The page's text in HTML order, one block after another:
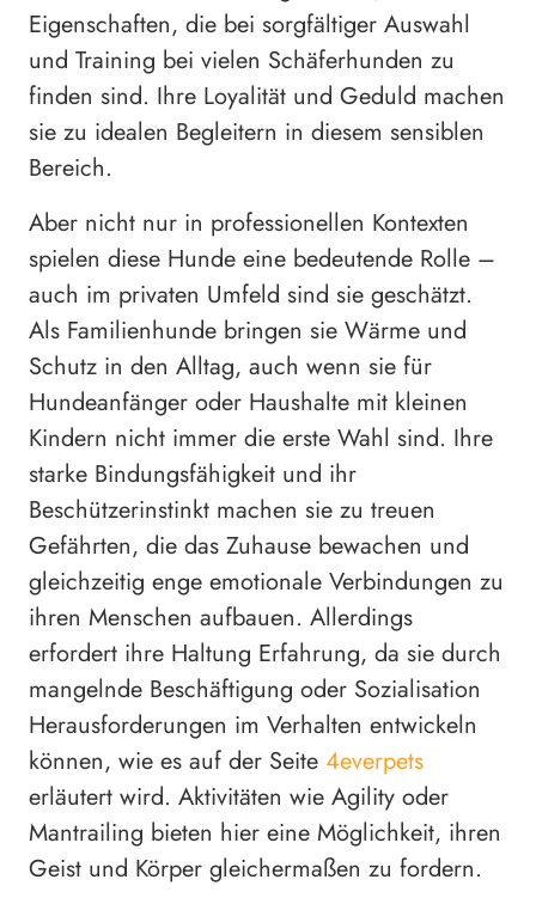
Eigenschaften, die bei sorgfältiger Auswahl
und Training bei vielen Schäferhunden zu
finden sind. Ihre Loyalität und Geduld machen
sie zu idealen Begleitern in diesem sensiblen
Bereich.
Aber nicht nur in professionellen Kontexten
spielen diese Hunde eine bedeutende Rolle –
auch im privaten Umfeld sind sie geschätzt.
Als Familienhunde bringen sie Wärme und
Schutz in den Alltag, auch wenn sie für
Hundeanfänger oder Haushalte mit kleinen
Kindern nicht immer die erste Wahl sind. Ihre
starke Bindungsfähigkeit und ihr
Beschützerinstinkt machen sie zu treuen
Gefährten, die das Zuhause bewachen und
gleichzeitig enge emotionale Verbindungen zu
ihren Menschen aufbauen. Allerdings
erfordert ihre Haltung Erfahrung, da sie durch
mangelnde Beschäftigung oder Sozialisation
Herausforderungen im Verhalten entwickeln
können, wie es auf der Seite 4everpets
erläutert wird. Aktivitäten wie Agility oder
Mantrailing bieten hier eine Möglichkeit, ihren
Geist und Körper gleichermaßen zu fordern.